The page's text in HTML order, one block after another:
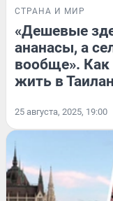
СТРАНА И МИР
«Дешевые
ананасы, а
вообще». Как
жить в
25 августа, 2025, 19:00